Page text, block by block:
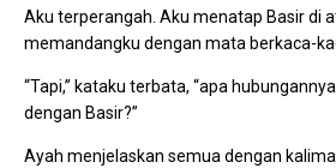
Aku terperangah. Aku menatap Basir di
memandangku dengan mata berkaca-
“Tapi,” kataku terbata, “apa
dengan Basir?”
Ayah menjelaskan semua dengan